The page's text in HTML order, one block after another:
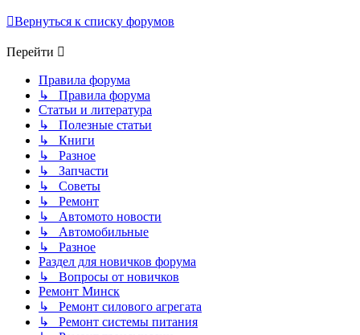
Вернуться к списку форумов
Перейти
Правила форума
↳ Правила форума
Статьи и литература
↳ Полезные статьи
↳ Книги
↳ Разное
↳ Запчасти
↳ Советы
↳ Ремонт
↳ Автомото новости
↳ Автомобильные
↳ Разное
Раздел для новичков форума
↳ Вопросы от новичков
Ремонт Минск
↳ Ремонт силового агрегата
↳ Ремонт системы питания